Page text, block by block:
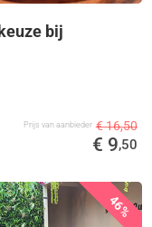
bij
Prijs van aanbieder € 16,50
€ 9,50
46%